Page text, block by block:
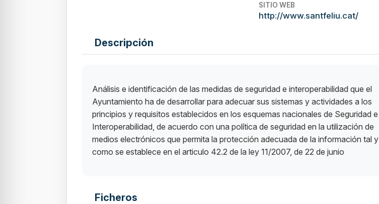
SITIO WEB
http://www.santfeliu.cat/
Descripción
Análisis e identificación de las medidas de seguridad e interoperabilidad que el
Ayuntamiento ha de desarrollar para adecuar sus sistemas y actividades a los
principios y requisitos establecidos en los esquemas nacionales de Seguridad e
Interoperabilidad, de acuerdo con una política de seguridad en la utilización de
medios electrónicos que permita la protección adecuada de la información tal y
como se establece en el articulo 42.2 de la ley 11/2007, de 22 de junio
Ficheros